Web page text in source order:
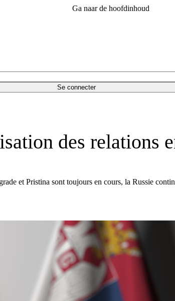
Ga naar de hoofdinhoud
Se connecter
des relations
et Pristina sont toujours en cours, la Russie